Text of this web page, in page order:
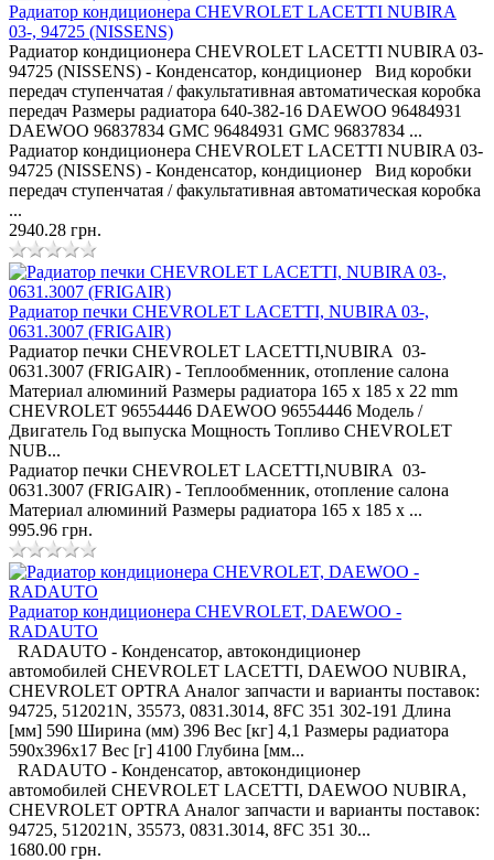
Радиатор кондиционера CHEVROLET LACETTI NUBIRA
03-, 94725 (NISSENS)
Радиатор кондиционера CHEVROLET LACETTI NUBIRA 03-
94725 (NISSENS) - Конденсатор, кондиционер Вид коробки
передач ступенчатая / факультативная автоматическая коробка
передач Размеры радиатора 640-382-16 DAEWOO 96484931
DAEWOO 96837834 GMC 96484931 GMC 96837834 ...
Радиатор кондиционера CHEVROLET LACETTI NUBIRA 03-
94725 (NISSENS) - Конденсатор, кондиционер Вид коробки
передач ступенчатая / факультативная автоматическая коробка
...
2940.28 грн.
Радиатор печки CHEVROLET LACETTI, NUBIRA 03-,
0631.3007 (FRIGAIR)
Радиатор печки CHEVROLET LACETTI,NUBIRA 03-
0631.3007 (FRIGAIR) - Теплообменник, отопление салона
Материал алюминий Размеры радиатора 165 x 185 x 22 mm
CHEVROLET 96554446 DAEWOO 96554446 Модель /
Двигатель Год выпуска Мощность Топливо CHEVROLET
NUB...
Радиатор печки CHEVROLET LACETTI,NUBIRA 03-
0631.3007 (FRIGAIR) - Теплообменник, отопление салона
Материал алюминий Размеры радиатора 165 x 185 x ...
995.96 грн.
Радиатор кондиционера CHEVROLET, DAEWOO -
RADAUTO
RADAUTO - Конденсатор, автокондиционер
автомобилей CHEVROLET LACETTI, DAEWOO NUBIRA,
CHEVROLET OPTRA Аналог запчасти и варианты поставок:
94725, 512021N, 35573, 0831.3014, 8FC 351 302-191 Длина
[мм] 590 Ширина (мм) 396 Вес [кг] 4,1 Размеры радиатора
590x396x17 Вес [г] 4100 Глубина [мм...
RADAUTO - Конденсатор, автокондиционер
автомобилей CHEVROLET LACETTI, DAEWOO NUBIRA,
CHEVROLET OPTRA Аналог запчасти и варианты поставок:
94725, 512021N, 35573, 0831.3014, 8FC 351 30...
1680.00 грн.